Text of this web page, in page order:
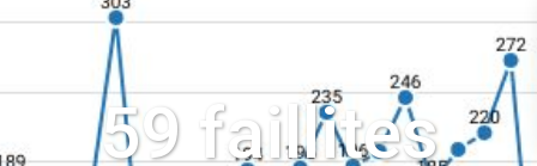
59 faillites